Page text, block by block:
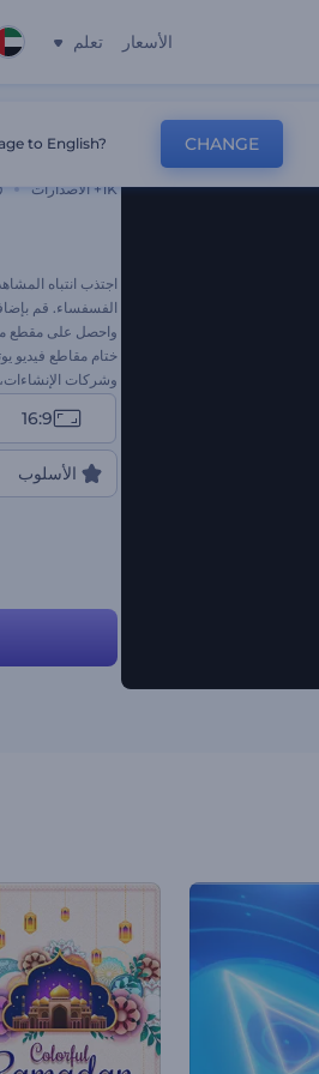
الأسعار تعلم
1K+ الاصدارات
اجتذب انتباه
الفسفساء. قم
واحصل على مقطع
ختام مقاطع فيديو
وشركات
16:9
الأسلوب
to English? CHANGE